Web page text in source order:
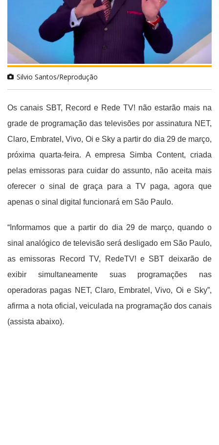
Silvio Santos/Reprodução
Os canais SBT, Record e Rede TV! não estarão mais na
grade de programação das televisões por assinatura NET,
Claro, Embratel, Vivo, Oi e Sky a partir do dia 29 de março,
próxima quarta-feira. A empresa Simba Content, criada
pelas emissoras para cuidar do assunto, não aceita mais
oferecer o sinal de graça para a TV paga, agora que
apenas o sinal digital funcionará em São Paulo.
“Informamos que a partir do dia 29 de março, quando o
sinal analógico de televisão será desligado em São Paulo,
as emissoras Record TV, RedeTV! e SBT deixarão de
exibir simultaneamente suas programações nas
operadoras pagas NET, Claro, Embratel, Vivo, Oi e Sky”,
afirma a nota oficial, veiculada na programação dos canais
(assista abaixo).